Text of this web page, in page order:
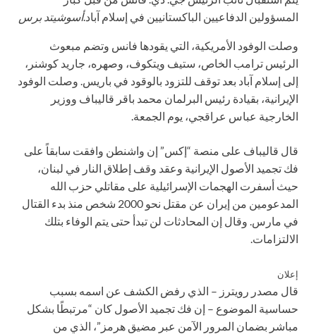
المسؤولين الدفاعيين الباكستانيين في إسلام آباد.أسوشيتد برس
وصلت الوفود الأمريكية، التي يقودها فانس وتضم مبعوث
الرئيس ترامب الخاص، ستيف ويتكوف، وصهره، جاريد كوشنر،
إلى إسلام آباد بعد توقف للتزود بالوقود في باريس. وصلت الوفود
الإيرانية، بقيادة رئيس البرلمان محمد باقر قاليباف ووزير
الخارجية عباس عراقجي، يوم الجمعة.
قال قاليباف على منصة “إكس” إن واشنطن وافقت سابقاً على
فك تجميد الأصول الإيرانية وعقد وقف إطلاق النار في لبنان،
حيث أسفرت الهجمات الإسرائيلية على مقاتلي حزب الله
المدعومين من إيران عن مقتل نحو 2000 شخص منذ بدء القتال
في مارس. وقال إن المحادثات لن تبدأ حتى يتم الوفاء بتلك
الالتزامات.
إعلان
قال مصدر رويترز – الذي رفض الكشف عن اسمه بسبب
حساسية الموضوع – إن فك تجميد الأصول كان “مرتبطًا بشكل
مباشر بضمان المرور الآمن عبر مضيق هرمز”، الذي من